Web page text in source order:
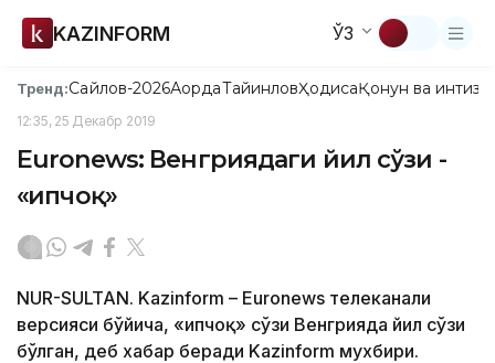
KAZINFORM ЎЗ
Тренд:Сайлов-2026АқордаТайинловҲодисаҚонун ва
12:35, 25 Декабр 2019
Euronews: Венгриядаги йил сўзи -
«Қипчоқ»
NUR-SULTAN. Kazinform – Euronews телеканали
версияси бўйича, «Қипчоқ» сўзи Венгрияда йил сўзи
бўлган, деб хабар беради Kazinform мухбири.